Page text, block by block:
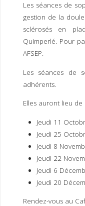
Les séances de
gestion de la
sclérosés en
Quimperlé. Pour
AFSEP.
Les séances de
adhérents.
Elles auront lieu de
Jeudi 11
Jeudi 25
Jeudi 8
Jeudi 22
Jeudi 6
Jeudi 20
Rendez-vous au